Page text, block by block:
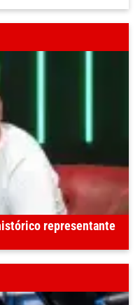
representante